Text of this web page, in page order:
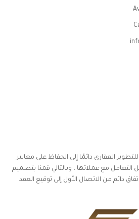
العقاري دائمًا إلى الحفاظ على معايير
التعامل مع عملائها ، وبالتالي قمنا بتصميم
دائم من الاتصال الأول إلى توقيع العقد